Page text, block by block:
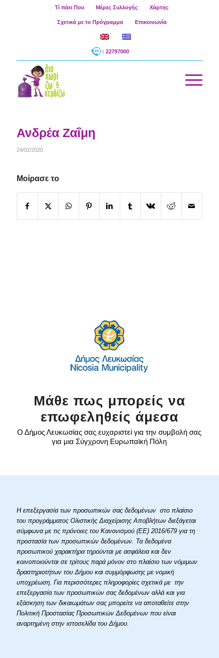
Τί πάει Που Μέρες Συλλογής Χάρτης
Σχετικά με το Πρόγραμμα Επικοινωνία
: 22797000
Ανδρέα Ζαΐμη
24/02/2020
Μοίρασε το
Μάθε πως μπορείς να
επωφεληθείς άμεσα
Ο Δήμος Λευκωσίας σας ευχαριστεί για την συμβολή σας
για μια Σύγχρονη Ευρωπαϊκή Πόλη
Η επεξεργασία των προσωπικών σας δεδομένων στο πλαίσιο
του προγράμματος Ολιστικής Διαχείρισης Αποβλήτων διεξάγεται
σύμφωνα με τις πρόνοιες του Κανονισμού (ΕΕ) 2016/679 για τη
προστασία των προσωπικών δεδομένων. Τα δεδομένα
προσωπικού χαρακτήρα τηρούνται με ασφάλεια και δεν
κοινοποιούνται σε τρίτους παρά μόνον στο πλαίσιο των νόμιμων
δραστηριοτήτων του Δήμου και συμμόρφωσης με νομική
υποχρέωση. Για περισσότερες πληροφορίες σχετικά με την
επεξεργασία των προσωπικών σας δεδομένων αλλά και για
εξάσκηση των δικαιωμάτων σας μπορείτε να αποταθείτε στην
Πολιτική Προστασίας Προσωπικών Δεδομένων που είναι
αναρτημένη στην ιστοσελίδα του Δήμου.